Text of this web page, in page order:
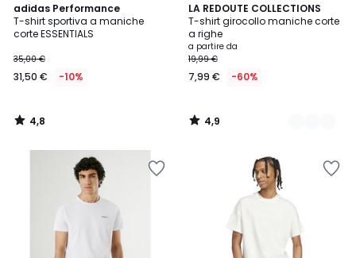
adidas Performance
T-shirt sportiva a maniche
corte ESSENTIALS
35,00 €
31,50 € -10%
4,8
/ 5
4,8
/
LA REDOUTE COLLECTIONS
T-shirt girocollo maniche corte
a righe
a partire da
19,99 €
7,99 € -60%
4,9
/ 5
2
Colori
4,9
/